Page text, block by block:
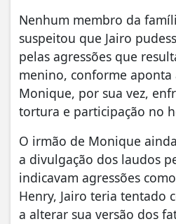
Nenhum membro da
suspeitou que Jairo
pelas agressões que
menino, conforme aponta
Monique, por sua vez,
tortura e participação no
O irmão de Monique
a divulgação dos laudos
indicavam agressões
Henry, Jairo teria tentado
a alterar sua versão dos